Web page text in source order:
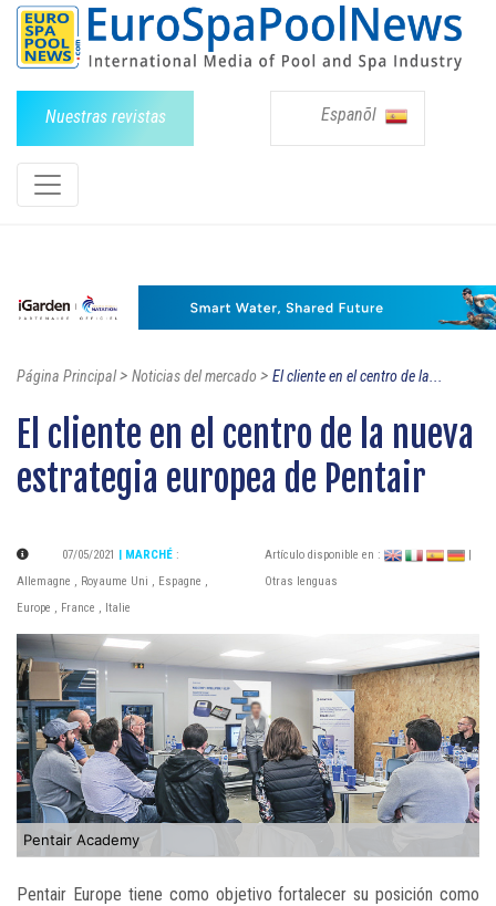
Nuestras revistas Espanõl
Página Principal> Noticias del mercado > El cliente en el centro de la...
El cliente en el centro de la nueva
estrategia europea de Pentair
07/05/2021 | MARCHÉ :
Allemagne , Royaume Uni , Espagne ,
Europe , France , Italie
Artículo disponible en :
Otras lenguas
Pentair Academy
Pentair Europe tiene como objetivo fortalecer su posición como